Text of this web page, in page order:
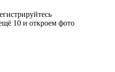
10 и откроем фото